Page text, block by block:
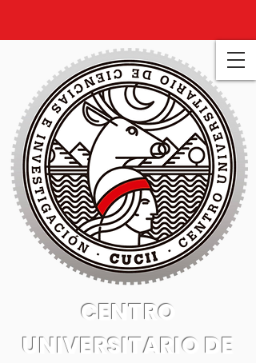
CENTRO
UNIVERSITARIO DE